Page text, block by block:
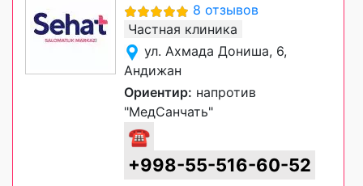
8 отзывов
Частная клиника
ул. Ахмада Дониша, 6,
Андижан
Ориентир: напротив
"МедСанчать"
☎
+998-55-516-60-52